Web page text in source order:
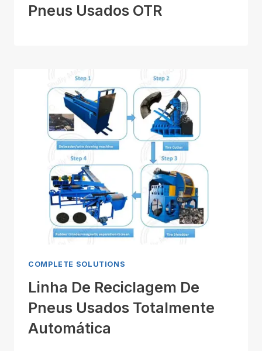
Pneus Usados OTR
COMPLETE SOLUTIONS
Linha De Reciclagem De
Pneus Usados Totalmente
Automática